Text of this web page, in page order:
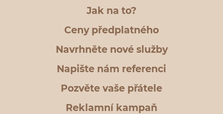
Jak na to?
Ceny předplatného
Navrhněte nové služby
Napište nám referenci
Pozvěte vaše přátele
Reklamní kampaň